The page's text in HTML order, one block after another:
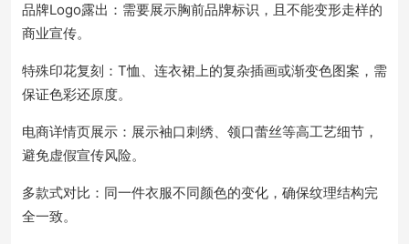
品牌Logo露出：需要展示胸前品牌标识，且不能变形走样的
商业宣传。
特殊印花复刻：T恤、连衣裙上的复杂插画或渐变色图案，需
保证色彩还原度。
电商详情页展示：展示袖口刺绣、领口蕾丝等高工艺细节，
避免虚假宣传风险。
多款式对比：同一件衣服不同颜色的变化，确保纹理结构完
全一致。